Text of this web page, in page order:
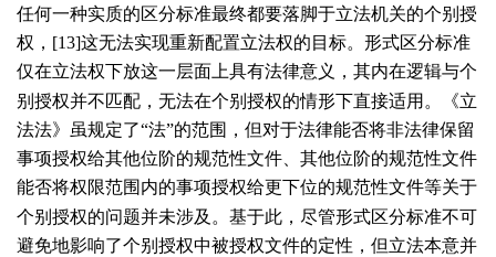
任何一种实质的区分标准最终都要落脚于立法机关的个别授
权，[13]这无法实现重新配置立法权的目标。形式区分标准
仅在立法权下放这一层面上具有法律意义，其内在逻辑与个
别授权并不匹配，无法在个别授权的情形下直接适用。《立
法法》虽规定了“法”的范围，但对于法律能否将非法律保留
事项授权给其他位阶的规范性文件、其他位阶的规范性文件
能否将权限范围内的事项授权给更下位的规范性文件等关于
个别授权的问题并未涉及。基于此，尽管形式区分标准不可
避免地影响了个别授权中被授权文件的定性，但立法本意并